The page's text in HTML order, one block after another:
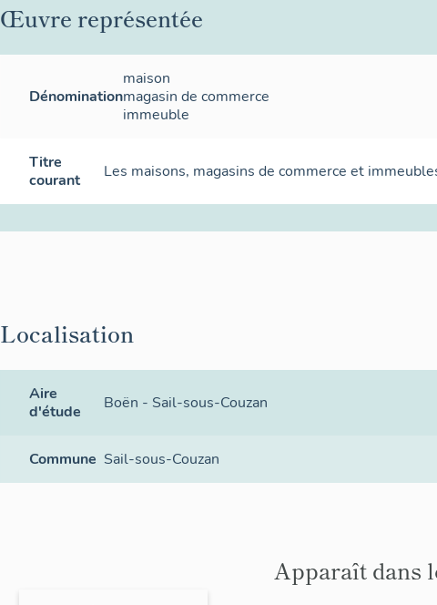
Œuvre représentée
Dénomination
maison
magasin de commerce
immeuble
Titre
courant
Les maisons, magasins de commerce et
Localisation
Aire
d'étude
Boën - Sail-sous-Couzan
Commune Sail-sous-Couzan
Apparaît dans